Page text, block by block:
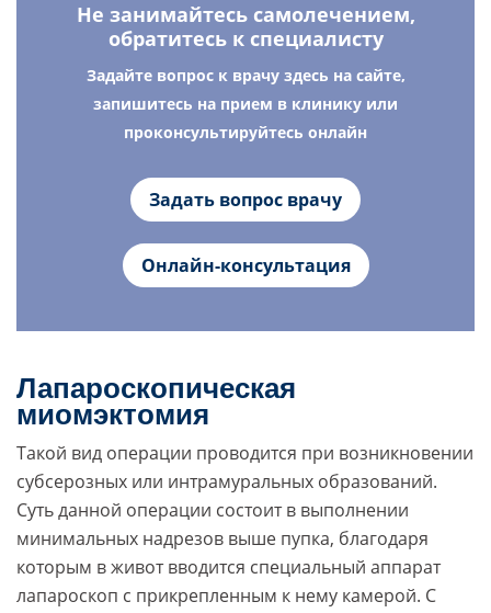
Не занимайтесь самолечением,
обратитесь к специалисту
Задайте вопрос к врачу здесь на сайте,
запишитесь на прием в клинику или
проконсультируйтесь онлайн
Задать вопрос врачу
Онлайн-консультация
Лапароскопическая
миомэктомия
Такой вид операции проводится при возникновении
субсерозных или интрамуральных образований.
Суть данной операции состоит в выполнении
минимальных надрезов выше пупка, благодаря
которым в живот вводится специальный аппарат
лапароскоп с прикрепленным к нему камерой. С